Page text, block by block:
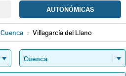
AUTONÓMICAS
Cuenca » Villagarcía del Llano